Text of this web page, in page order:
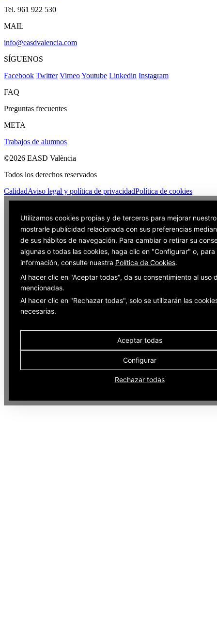
Tel. 961 922 530
MAIL
info@easdvalencia.com
SÍGUENOS
Facebook Twitter VimeoYoutube Linkedin Instagram
FAQ
Preguntas frecuentes
META
Trabajos de alumnos
©2026 EASD València
Todos los derechos reservados
CalidadAviso legal y política de privacidadPolítica de cookies
Utilizamos cookies propias y de terceros para mejorar
mostrarle publicidad relacionada con sus preferencias
de sus hábitos de navegación. Para cambiar o retirar su
algunas o todas las cookies, haga clic en "Configurar" o, para
información, consulte nuestra Política de Cookies.
Al hacer clic en "Aceptar todas", da su consentimiento al uso
mencionadas.
Al hacer clic en "Rechazar todas", solo se utilizarán las
necesarias.
Aceptar todas
Configurar
Rechazar todas